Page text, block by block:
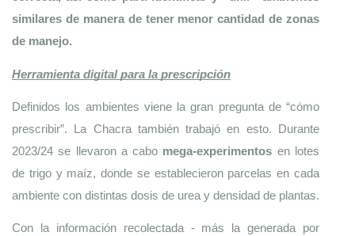
similares de manera de tener menor cantidad de zonas
de manejo.
Herramienta digital para la prescripción
Definidos los ambientes viene la gran pregunta de “cómo
prescribir”. La Chacra también trabajó en esto. Durante
2023/24 se llevaron a cabo mega-experimentos en lotes
de trigo y maíz, donde se establecieron parcelas en cada
ambiente con distintas dosis de urea y densidad de plantas.
Con la información recolectada - más la generada por